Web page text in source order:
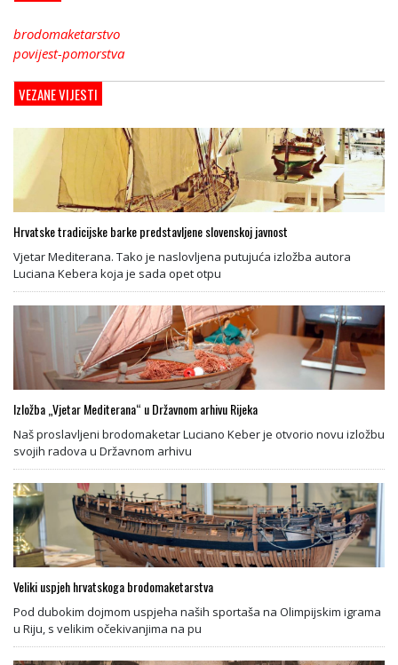
brodomaketarstvo
povijest-pomorstva
VEZANE VIJESTI
Hrvatske tradicijske barke predstavljene slovenskoj javnost
Vjetar Mediterana. Tako je naslovljena putujuća izložba autora
Luciana Kebera koja je sada opet otpu
Izložba „Vjetar Mediterana“ u Državnom arhivu Rijeka
Naš proslavljeni brodomaketar Luciano Keber je otvorio novu izložbu
svojih radova u Državnom arhivu
Veliki uspjeh hrvatskoga brodomaketarstva
Pod dubokim dojmom uspjeha naših sportaša na Olimpijskim igrama
u Riju, s velikim očekivanjima na pu